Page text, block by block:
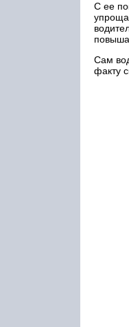
С ее
Сам
факту